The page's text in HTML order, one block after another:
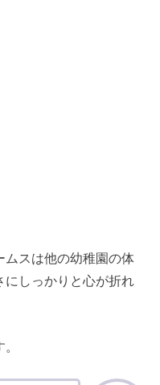
ムスは他の幼稚園の体
にしっかりと心が折れ